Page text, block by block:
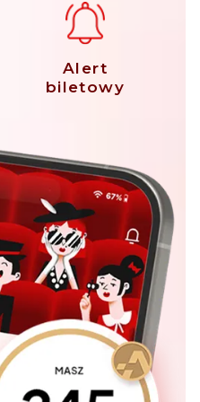
Alert
biletowy